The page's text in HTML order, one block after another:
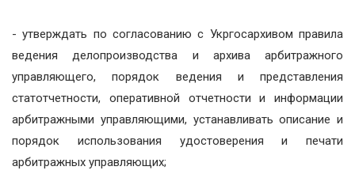
- утверждать по согласованию с Укргосархивом правила
ведения делопроизводства и архива арбитражного
управляющего, порядок ведения и представления
статотчетности, оперативной отчетности и информации
арбитражными управляющими, устанавливать описание и
порядок использования удостоверения и печати
арбитражных управляющих;